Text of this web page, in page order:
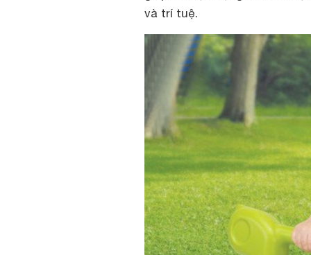
và trí tuệ.